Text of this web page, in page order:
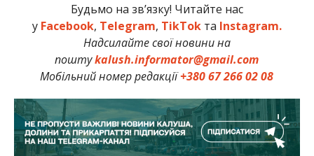
Будьмо на зв’язку! Читайте нас
у Facebook, Telegram, TikTokта Instagram.
Надсилайте свої новини на
поштуkalush.informator@gmail.com
Мобільний номер редакції+380 67 266 02 08